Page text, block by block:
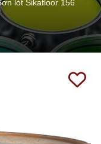
lót Sikafloor 156